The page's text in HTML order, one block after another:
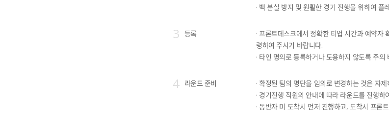
· 백 분실 방지 및 원활한 경기 진행을 위하여
3 등록
· 프론트데스크에서 정확한 티업 시간과 예약
령하여 주시기 바랍니다.
· 타인 명의로 등록하거나 도용하지 않도록 주
4 라운드 준비
· 확정된 팀의 명단을 임의로 변경하는 것은 자
· 경기진행 직원의 안내에 따라 라운드를 진행하
· 동반자 미 도착시 먼저 진행하고, 도착시 프론